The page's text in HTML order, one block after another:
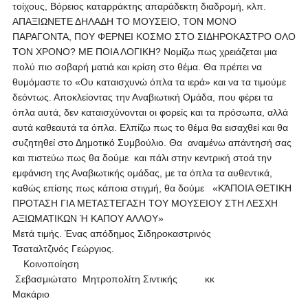
τοίχους, Βόρειος καταρράκτης απαράδεκτη διαδρομή, κλπ.
ΑΠΑΞΙΩΝΕΤΕ ΔΗΛΑΔΗ ΤΟ ΜΟΥΣΕΙΟ, ΤΟΝ ΜΟΝΟ
ΠΑΡΑΓΟΝΤΑ, ΠΟΥ ΦΕΡΝΕΙ ΚΟΣΜΟ ΣΤΟ ΣΙΔΗΡΟΚΑΣΤΡΟ ΟΛΟ
ΤΟΝ ΧΡΟΝΟ? ΜΕ ΠΟΙΑ ΛΟΓΙΚΗ? Νομίζω πως χρειάζεται μια
πολύ πιο σοβαρή ματιά και κρίση στο θέμα. Θα πρέπει να
θυμόμαστε το «Ου καταισχυνώ όπλα τα ιερά» και να τα τιμούμε
δεόντως. Αποκλείοντας την Αναβιωτική Ομάδα, που φέρει τα
όπλα αυτά, δεν καταισχύνονται οι φορείς και τα πρόσωπα, αλλά
αυτά καθεαυτά τα όπλα. Ελπίζω πως το θέμα θα εισαχθεί και θα
συζητηθεί στο Δημοτικό Συμβούλιο. Θα αναμένω απάντησή σας
και πιστεύω πως θα δούμε και πάλι στην κεντρική στοά την
εμφάνιση της Αναβιωτικής ομάδας, με τα όπλα τα αυθεντικά,
καθώς επίσης πως κάποια στιγμή, θα δούμε «ΚΆΠΟΙΑ ΘΕΤΙΚΗ
ΠΡΟΤΑΣΗ ΓΙΑ ΜΕΤΑΣΤΕΓΑΣΗ ΤΟΥ ΜΟΥΣΕΙΟΥ ΣΤΗ ΛΕΣΧΗ
ΑΞΙΩΜΑΤΙΚΩΝ Ή ΚΑΠΟΥ ΑΛΛΟΥ»
Μετά τιμής. Ένας απόδημος Σιδηροκαστρινός
Τσαταλτζινός Γεώργιος.
Κοινοποίηση
Σεβασμιώτατο Μητροπολίτη Σιντικής κκ
Μακάριο